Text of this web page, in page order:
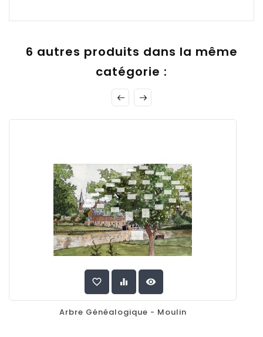
6 autres produits dans la même
catégorie :
favorite_border equalizer visibility
Arbre Généalogique - Moulin